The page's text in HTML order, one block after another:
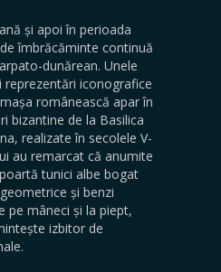
și apoi în perioada
îmbrăcăminte continuă
dunărean. Unele
reprezentări iconografice
românească apar în
bizantine de la Basilica
realizate în secolele V-
au remarcat că anumite
tunici albe bogat
și benzi
pe mâneci și la piept,
izbitor de